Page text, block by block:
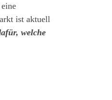
ist aktuell
welche